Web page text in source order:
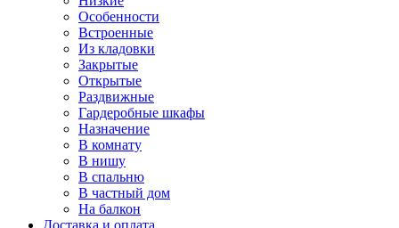
Особенности
Встроенные
Из кладовки
Закрытые
Открытые
Раздвижные
Гардеробные шкафы
Назначение
В комнату
В нишу
В спальню
В частный дом
На балкон
Доставка и оплата